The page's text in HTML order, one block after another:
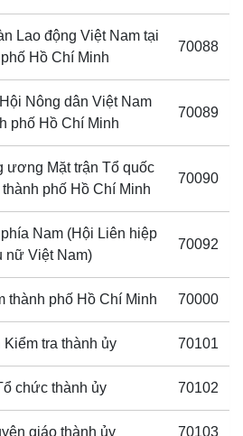
Lao động Việt Nam tại
Hồ Chí Minh
70088
Nông dân Việt Nam
phố Hồ Chí Minh
70089
ương Mặt trận Tổ quốc
phố Hồ Chí Minh
70090
Nam (Hội Liên hiệp
nữ Việt Nam)
70092
thành phố Hồ Chí Minh 70000
Kiểm tra thành ủy 70101
chức thành ủy 70102
giáo thành ủy 70103